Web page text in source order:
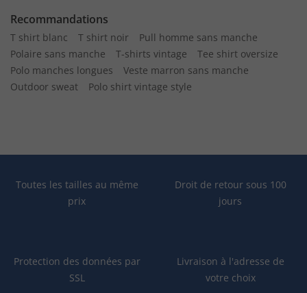
Recommandations
T shirt blanc T shirt noir
Pull homme sans manche
Polaire sans manche
T-shirts vintage
Tee shirt oversize
Polo manches longues
Veste marron sans manche
Outdoor sweat
Polo shirt vintage style
Toutes les tailles au même
prix
Droit de retour sous 100
jours
Protection des données par
SSL
Livraison à l'adresse de
votre choix